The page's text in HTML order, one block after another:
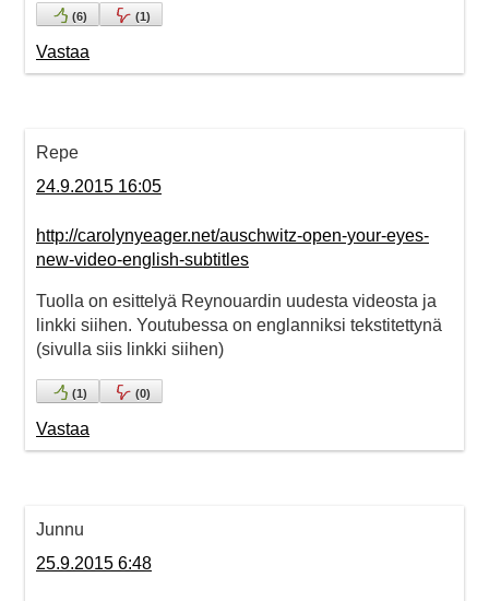
(6) (1)
Vastaa
Repe
24.9.2015 16:05
http://carolynyeager.net/auschwitz-open-your-eyes-
new-video-english-subtitles
Tuolla on esittelyä Reynouardin uudesta videosta ja
linkki siihen. Youtubessa on englanniksi tekstitettynä
(sivulla siis linkki siihen)
(1) (0)
Vastaa
Junnu
25.9.2015 6:48